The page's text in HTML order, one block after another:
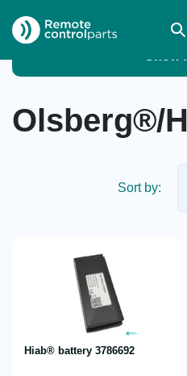
Olsberg®/
Sort by:
Hiab® battery 3786692